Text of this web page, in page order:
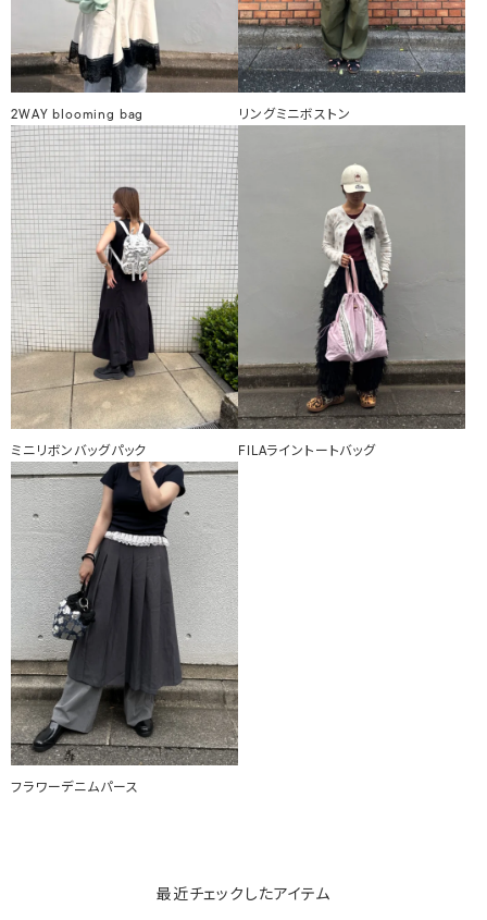
2WAY blooming bag リングミニボストン
ミニリボンバッグパック FILAライントートバッグ
フラワーデニムパース
最近チェックしたアイテム